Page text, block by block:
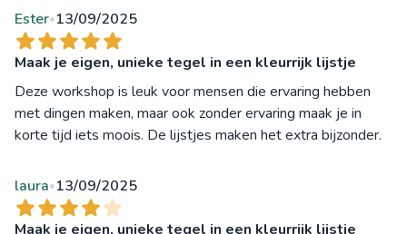
Ester•13/09/2025
Maak je eigen, unieke tegel in een kleurrijk lijstje
Deze workshop is leuk voor mensen die ervaring hebben
met dingen maken, maar ook zonder ervaring maak je in
korte tijd iets moois. De lijstjes maken het extra bijzonder.
laura•13/09/2025
Maak je eigen, unieke tegel in een kleurrijk lijstje